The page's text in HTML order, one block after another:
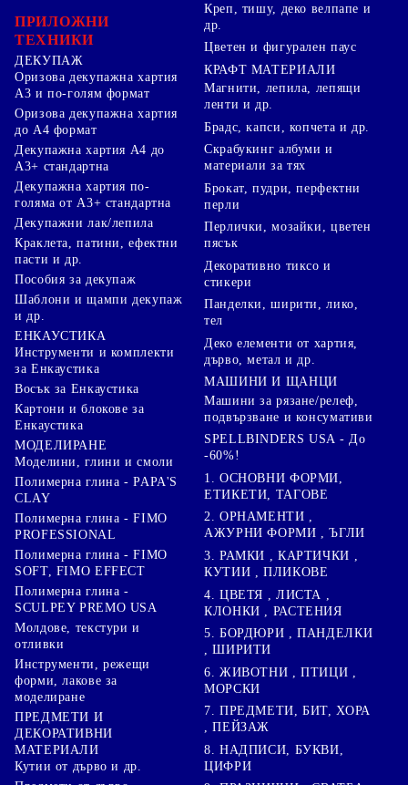
ПРИЛОЖНИ
ТЕХНИКИ
ДЕКУПАЖ
Оризова декупажна хартия
А3 и по-голям формат
Оризова декупажна хартия
до А4 формат
Декупажна хартия А4 до
А3+ стандартна
Декупажна хартия по-
голяма от А3+ стандартна
Декупажни лак/лепила
Краклета, патини, ефектни
пасти и др.
Пособия за декупаж
Шаблони и щампи декупаж
и др.
ЕНКАУСТИКА
Инструменти и комплекти
за Енкаустика
Восък за Енкаустика
Картони и блокове за
Енкаустика
МОДЕЛИРАНЕ
Моделини, глини и смоли
Полимерна глина - PAPA'S
CLAY
Полимерна глина - FIMO
PROFESSIONAL
Полимерна глина - FIMO
SOFT, FIMO EFFECT
Полимерна глина -
SCULPEY PREMO USA
Молдове, текстури и
отливки
Инструменти, режещи
форми, лакове за
моделиране
ПРЕДМЕТИ И
ДЕКОРАТИВНИ
МАТЕРИАЛИ
Кутии от дърво и др.
Креп, тишу, деко велпапе и
др.
Цветен и фигурален паус
КРАФТ МАТЕРИАЛИ
Магнити, лепила, лепящи
ленти и др.
Брадс, капси, копчета и др.
Скрабукинг албуми и
материали за тях
Брокат, пудри, перфектни
перли
Перлички, мозайки, цветен
пясък
Декоративно тиксо и
стикери
Панделки, ширити, лико,
тел
Деко елементи от хартия,
дърво, метал и др.
МАШИНИ И ЩАНЦИ
Машини за рязане/релеф,
подвързване и консумативи
SPELLBINDERS USA - До
-60%!
1. ОСНОВНИ ФОРМИ,
ЕТИКЕТИ, ТАГОВЕ
2. ОРНАМЕНТИ ,
АЖУРНИ ФОРМИ , ЪГЛИ
3. РАМКИ , КАРТИЧКИ ,
КУТИИ , ПЛИКОВЕ
4. ЦВЕТЯ , ЛИСТА ,
КЛОНКИ , РАСТЕНИЯ
5. БОРДЮРИ , ПАНДЕЛКИ
, ШИРИТИ
6. ЖИВОТНИ , ПТИЦИ ,
МОРСКИ
7. ПРЕДМЕТИ, БИТ, ХОРА
, ПЕЙЗАЖ
8. НАДПИСИ, БУКВИ,
ЦИФРИ